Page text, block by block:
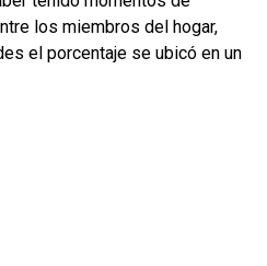
los miembros del hogar,
el porcentaje se ubicó en un